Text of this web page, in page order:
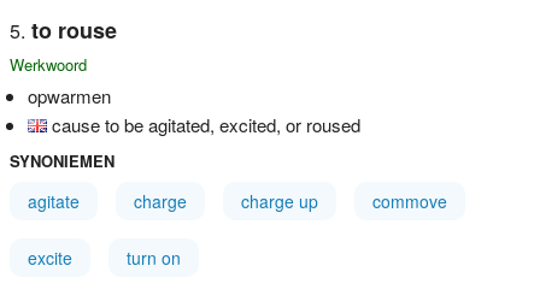
to rouse
Werkwoord
opwarmen
cause to be agitated, excited, or roused
SYNONIEMEN
agitate charge charge up commove
excite turn on